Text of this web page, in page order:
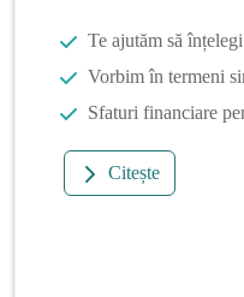
Te ajutăm să
Vorbim în termeni
Sfaturi financiare
Citește